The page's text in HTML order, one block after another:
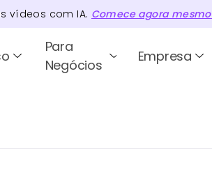
vídeos com IA. Comece agora
Para
Negócios
Empresa